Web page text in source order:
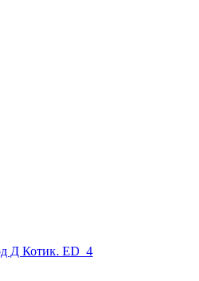
Д Котик. ED_4